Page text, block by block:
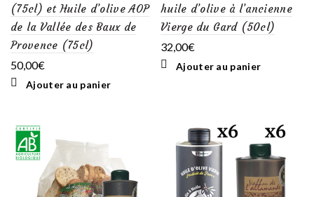
(75cl) et Huile d’olive AOP
de la Vallée des Baux de
Provence (75cl)
50,00€
Ajouter au panier
huile d’olive à l’ancienne
Vierge du Gard (50cl)
32,00€
Ajouter au panier